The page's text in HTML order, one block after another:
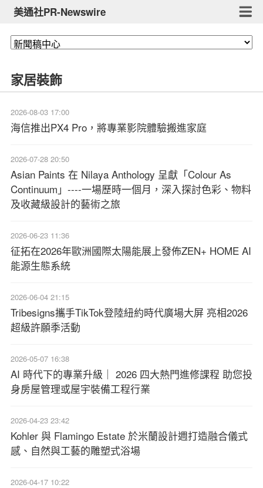
美通社PR-Newswire
家居裝飾
2026-08-03 17:00
海信推出PX4 Pro，將專業影院體驗搬進家庭
2026-07-28 20:50
Asian Paints 在 Nilaya Anthology 呈獻「Colour As
Continuum」----一場歷時一個月，深入探討色彩、物料
及收藏級設計的藝術之旅
2026-06-23 11:36
征拓在2026年歐洲國際太陽能展上發佈ZEN+ HOME AI
能源生態系統
2026-06-04 21:15
Tribesigns攜手TikTok登陸紐約時代廣場大屏 亮相2026
超級許願季活動
2026-05-07 16:38
AI 時代下的專業升級｜ 2026 四大熱門進修課程 助您投
身房屋管理或屋宇裝備工程行業
2026-04-23 23:42
Kohler 與 Flamingo Estate 於米蘭設計週打造融合儀式
感、自然與工藝的雕塑式浴場
2026-04-17 10:22